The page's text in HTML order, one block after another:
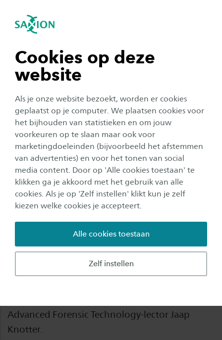
Cookies op deze
website
Als je onze website bezoekt, worden er cookies
geplaatst op je computer. We plaatsen cookies voor
het bijhouden van statistieken en om jouw
voorkeuren op te slaan maar ook voor
marketingdoeleinden (bijvoorbeeld het afstemmen
van advertenties) en voor het tonen van social
media content. Door op 'Alle cookies toestaan' te
klikken ga je akkoord met het gebruik van alle
cookies. Als je op 'Zelf instellen' klikt kun je zelf
kiezen welke cookies je accepteert.
Zelf instellen
Alle cookies toestaan
Navigatie openen
tonen
tonen
tonen
tonen
sluiten
Onderzoek
Saxion-lectoren in de prijzen
bij NWO-innovatiefestival
7 november 2019 Leestijd: Minuten
Saxion is tijdens het NWO-innovatiefestival
‘TEKNOWLOGY’ in de prijzen gevallen met drie
relevante onderzoeksvoorstellen. Het gaat om
Advanced Forensic Technology-lector Jaap
Knotter.